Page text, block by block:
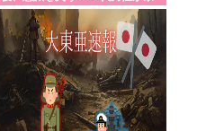
で意識を失っているのを友人に
発見され重症…40代男性が屋外
の仕事場で作業中に頭痛・嘔
気…熱中症疑いの救急搬送相次